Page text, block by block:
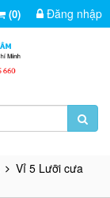
(0) Đăng nhập
Vỉ 5 Lưỡi cưa